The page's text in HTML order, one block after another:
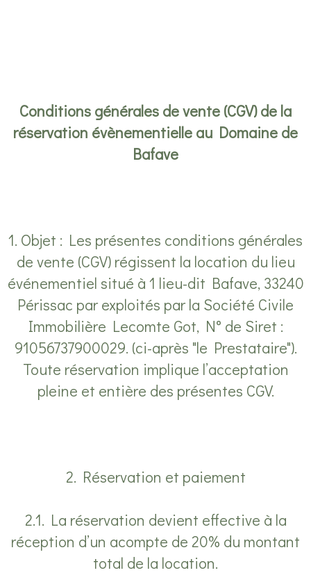
Conditions générales de vente (CGV) de la
réservation évènementielle au Domaine de
Bafave
1. Objet : Les présentes conditions générales
de vente (CGV) régissent la location du lieu
événementiel situé à 1 lieu-dit Bafave, 33240
Périssac par exploités par la Société Civile
Immobilière Lecomte Got, N° de Siret :
91056737900029. (ci-après "le Prestataire").
Toute réservation implique l’acceptation
pleine et entière des présentes CGV.
2. Réservation et paiement
2.1. La réservation devient effective à la
réception d’un acompte de 20% du montant
total de la location.